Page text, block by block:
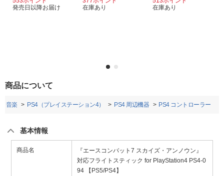
発売日以降お届け
在庫あり
在庫あり
商品について
音楽 PS4（プレイステーション4） PS4 周辺機器 PS4 コントローラー
基本情報
商品名
『エースコンバット7 スカイズ・アンノウン』
対応フライトスティック for PlayStation4 PS4-0
94 【PS5/PS4】